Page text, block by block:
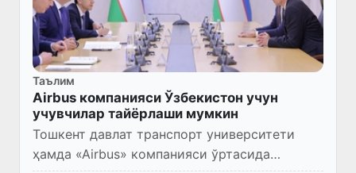
Таълим
Airbus компанияси Ўзбекистон учун
учувчилар тайёрлаши мумкин
Тошкент давлат транспорт университети
ҳамда «Airbus» компанияси ўртасида